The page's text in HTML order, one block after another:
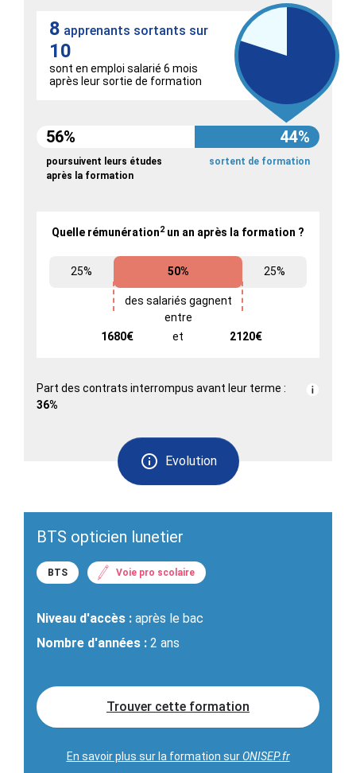
Evolution
8 apprenants sortants sur
10
sont en emploi salarié 6 mois
après leur sortie de formation
56% 44%
poursuivent leurs études
après la formation
sortent de formation
Quelle rémunération2un an après la formation ?
25% 50%
des salariés gagnent
entre
1680€
et 2120€
25%
Part des contrats interrompus avant leur terme :
36%
BTS opticien lunetier
BTS Voie pro scolaire
Niveau d'accès : après le bac
Nombre d'années : 2 ans
Trouver cette formation
En savoir plus sur la formation surONISEP.fr